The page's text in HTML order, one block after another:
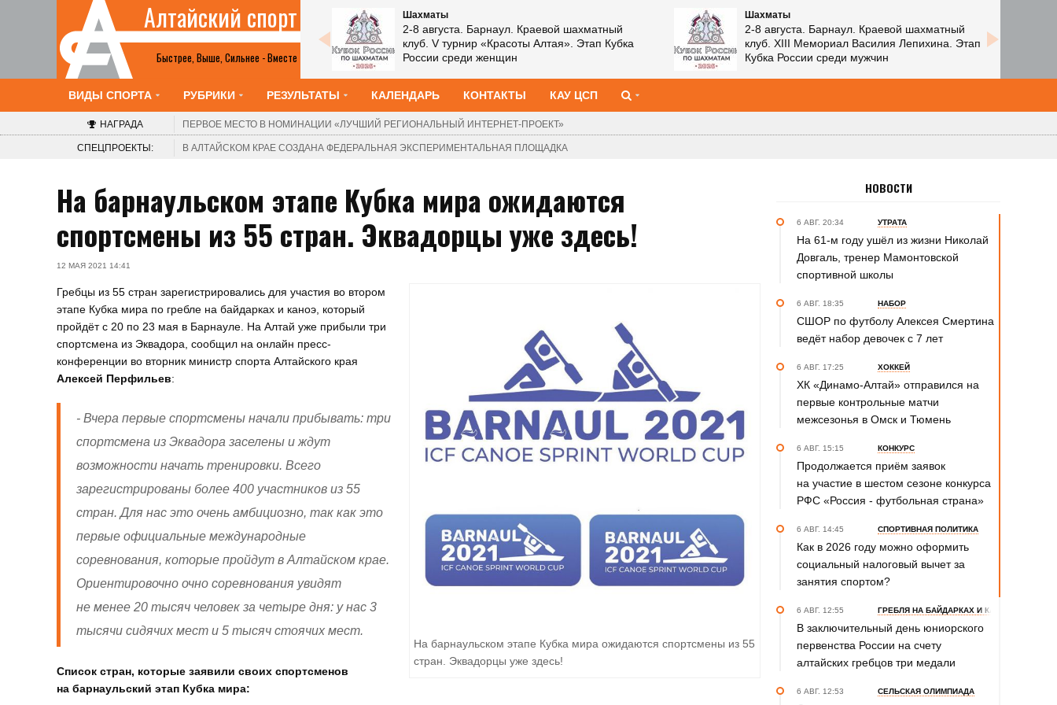
Быстрее, Выше, Сильнее - Вместе
Алтайский спорт
Все анонсы
Шахматы
2-8 августа. Барнаул. Краевой шахматный
клуб. V турнир «Красоты Алтая». Этап Кубка
России среди женщин
Шахматы
2-8 августа. Барнаул. Краевой шахматный
клуб. XIII Мемориал Василия Лепихина. Этап
Кубка России среди мужчин
ВИДЫ СПОРТА РУБРИКИ РЕЗУЛЬТАТЫ КАЛЕНДАРЬ КОНТАКТЫ КАУ ЦСП
НАГРАДА ПЕРВОЕ МЕСТО В НОМИНАЦИИ «ЛУЧШИЙ РЕГИОНАЛЬНЫЙ ИНТЕРНЕТ-ПРОЕКТ»
СПЕЦПРОЕКТЫ: В АЛТАЙСКОМ КРАЕ СОЗДАНА ФЕДЕРАЛЬНАЯ ЭКСПЕРИМЕНТАЛЬНАЯ ПЛОЩАДКА
На барнаульском этапе Кубка мира ожидаются
спортсмены из 55 стран. Эквадорцы уже здесь!
12 МАЯ 2021 14:41
На барнаульском этапе Кубка мира ожидаются спортсмены из 55
стран. Эквадорцы уже здесь!
Гребцы из 55 стран зарегистрировались для участия во втором
этапе Кубка мира по гребле на байдарках и каноэ, который
пройдёт с 20 по 23 мая в Барнауле. На Алтай уже прибыли три
спортсмена из Эквадора, сообщил на онлайн пресс-
конференции во вторник министр спорта Алтайского края
Алексей Перфильев:
- Вчера первые спортсмены начали прибывать: три
спортсмена из Эквадора заселены и ждут
возможности начать тренировки. Всего
зарегистрированы более 400 участников из 55
стран. Для нас это очень амбициозно, так как это
первые официальные международные
соревнования, которые пройдут в Алтайском крае.
Ориентировочно очно соревнования увидят
не менее 20 тысяч человек за четыре дня: у нас 3
тысячи сидячих мест и 5 тысяч стоячих мест.
Список стран, которые заявили своих спортсменов
на барнаульский этап Кубка мира:
НОВОСТИ
6 АВГ. 20:34 УТРАТА
На 61-м году ушёл из жизни Николай
Довгаль, тренер Мамонтовской
спортивной школы
6 АВГ. 18:35 НАБОР
СШОР по футболу Алексея Смертина
ведёт набор девочек с 7 лет
6 АВГ. 17:25 ХОККЕЙ
ХК «Динамо-Алтай» отправился на
первые контрольные матчи
межсезонья в Омск и Тюмень
6 АВГ. 15:15 КОНКУРС
Продолжается приём заявок
на участие в шестом сезоне конкурса
РФС «Россия - футбольная страна»
6 АВГ. 14:45 СПОРТИВНАЯ ПОЛИТИКА
Как в 2026 году можно оформить
социальный налоговый вычет за
занятия спортом?
6 АВГ. 12:55 ГРЕБЛЯ НА БАЙДАРКАХ И КАНОЭ
В заключительный день юниорского
первенства России на счету
алтайских гребцов три медали
6 АВГ. 12:53 СЕЛЬСКАЯ ОЛИМПИАДА